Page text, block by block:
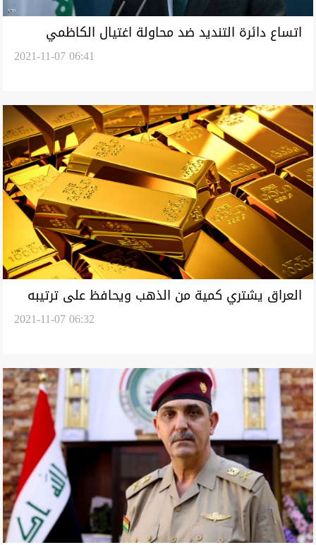
اتساع دائرة التنديد ضد محاولة اغتيال الكاظمي
2021-11-07 06:41
العراق يشتري كمية من الذهب ويحافظ على ترتيبه
2021-11-07 06:32